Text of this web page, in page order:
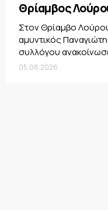
Θρίαμβος
Στον Θρίαμβο
αμυντικός
συλλόγου
05.08.2026